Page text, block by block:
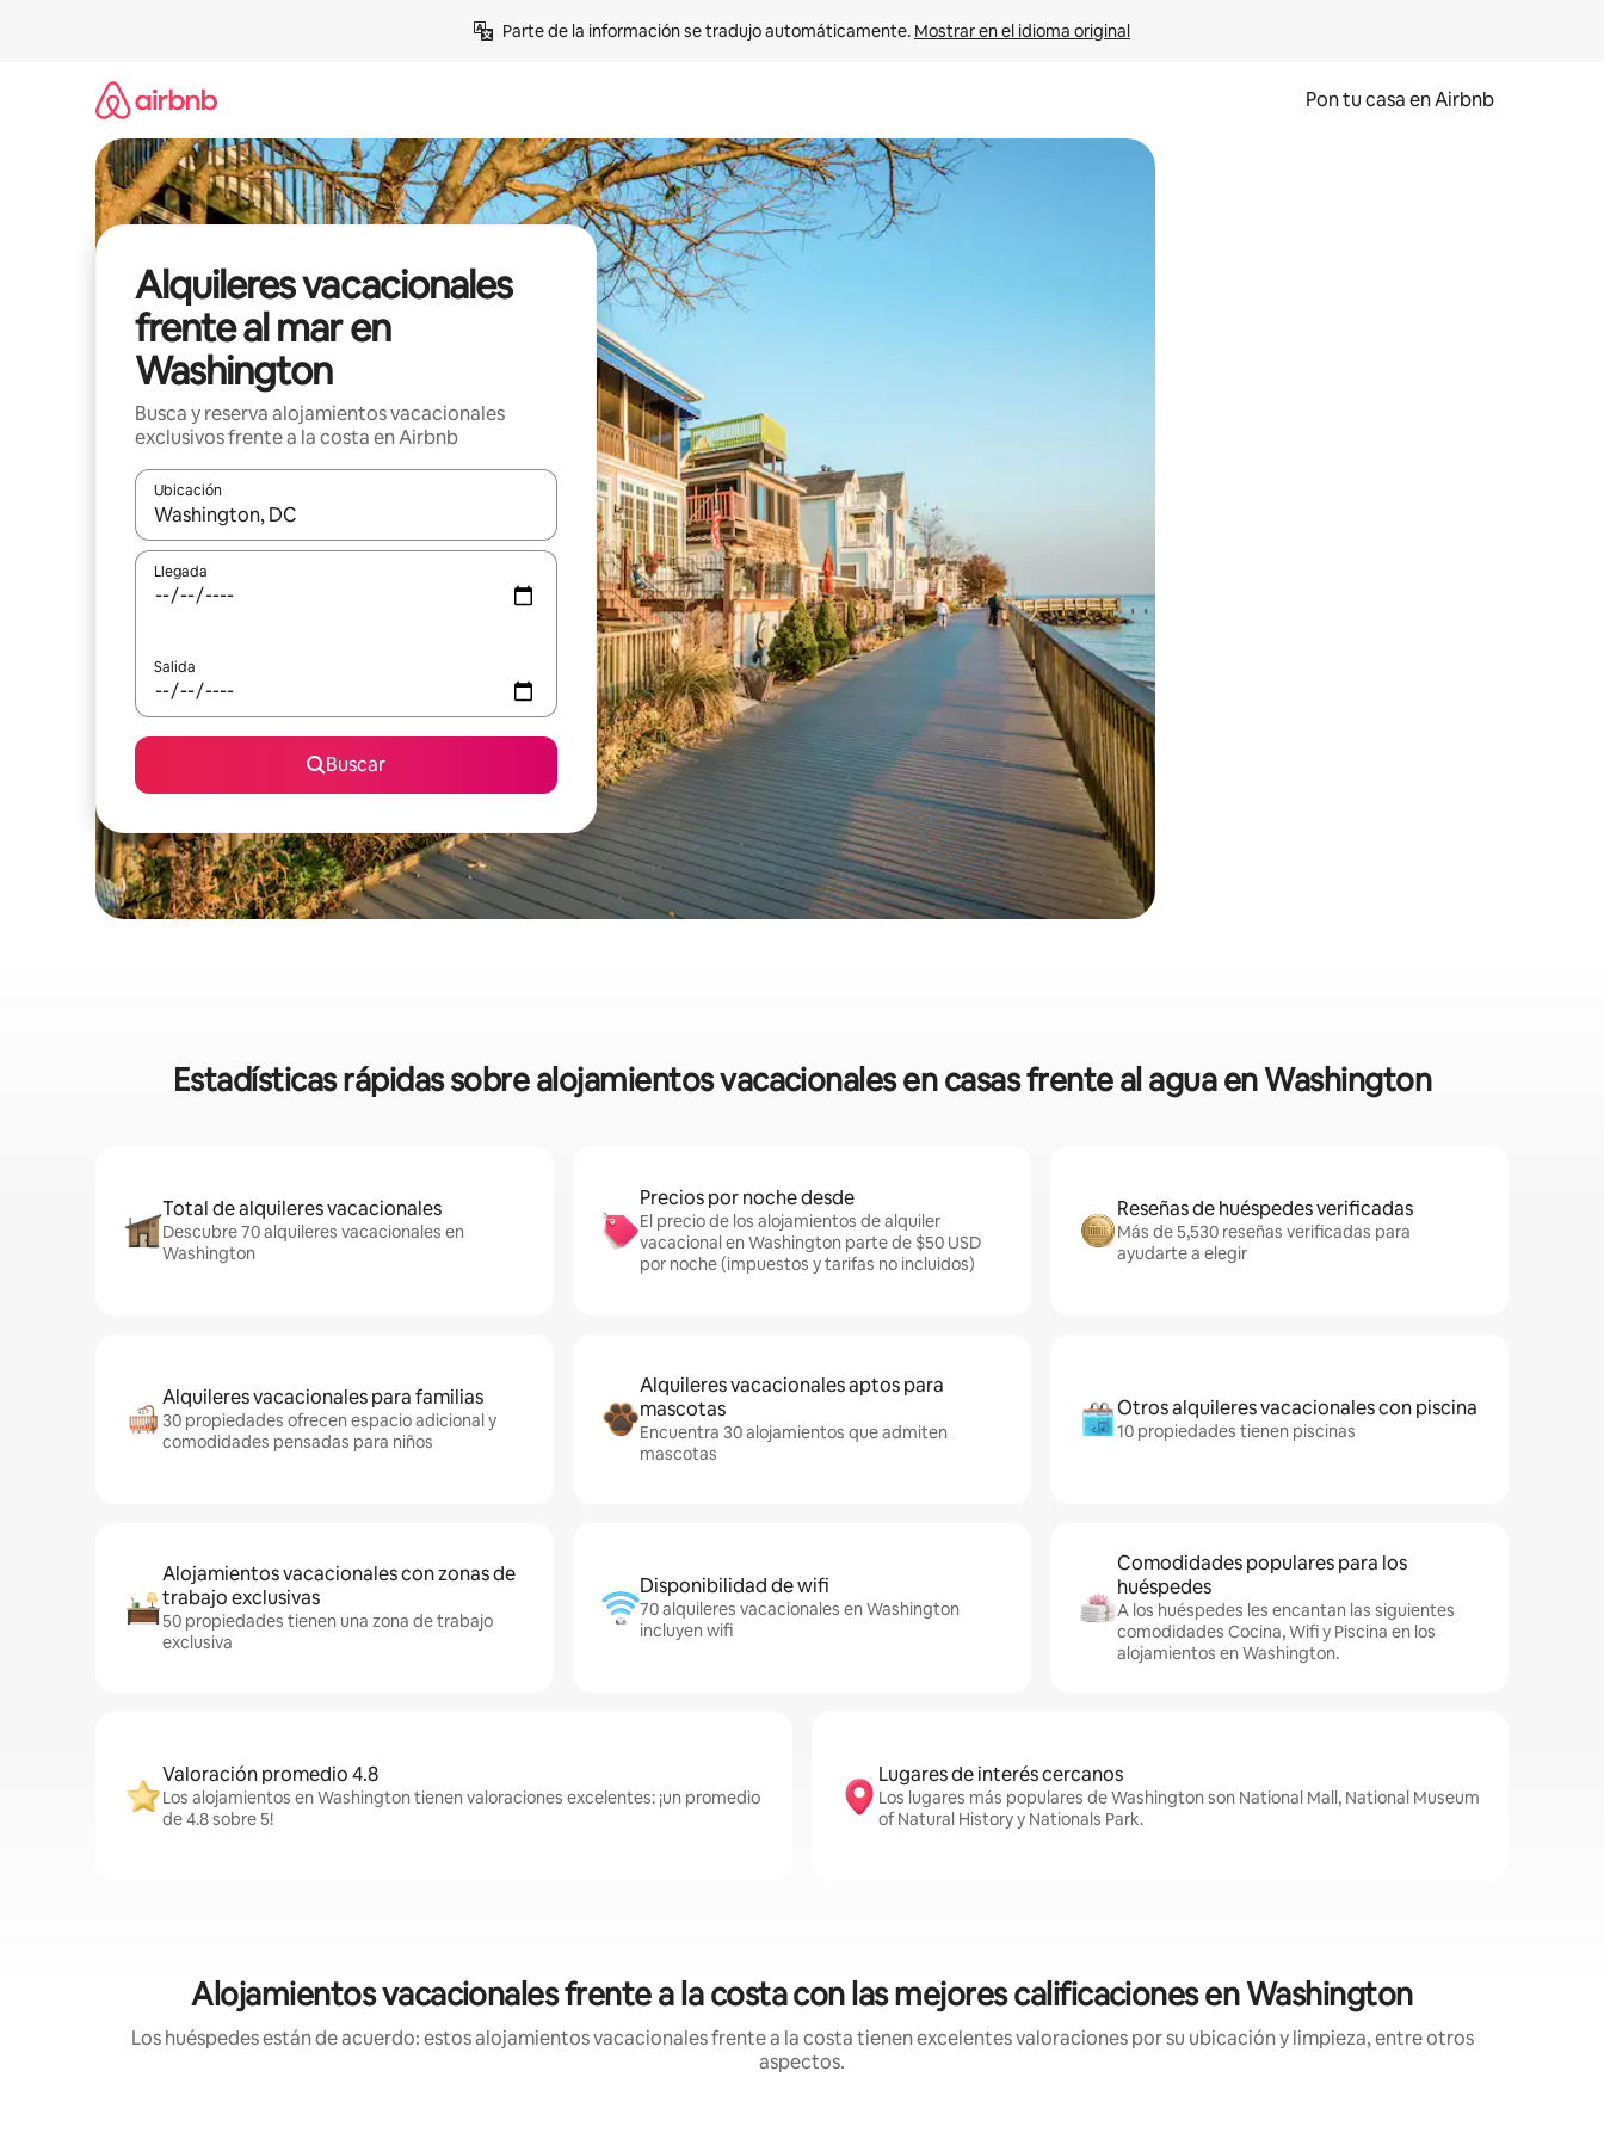
Parte de la información se tradujo automáticamente. Mostrar en el idioma original
Pon tu casa en Airbnb
Alquileres vacacionales
frente al mar en
Washington
Busca y reserva alojamientos vacacionales
exclusivos frente a la costa en Airbnb
Ubicación
Cuando los resultados estén disponibles, navega con las teclas de flecha hacia arriba y hacia abajo o explora con el tacto o desliza el dedo.
Llegada
Salida
Buscar
Estadísticas rápidas sobre alojamientos vacacionales en casas frente al agua en Washington
Total de alquileres vacacionales
Descubre 70 alquileres vacacionales en
Washington
Precios por noche desde
El precio de los alojamientos de alquiler
vacacional en Washington parte de $50 USD
por noche (impuestos y tarifas no incluidos)
Reseñas de huéspedes verificadas
Más de 5,530 reseñas verificadas para
ayudarte a elegir
Alquileres vacacionales para familias
30 propiedades ofrecen espacio adicional y
comodidades pensadas para niños
Alquileres vacacionales aptos para
mascotas
Encuentra 30 alojamientos que admiten
mascotas
Otros alquileres vacacionales con piscina
10 propiedades tienen piscinas
Alojamientos vacacionales con zonas de
trabajo exclusivas
50 propiedades tienen una zona de trabajo
exclusiva
Disponibilidad de wifi
70 alquileres vacacionales en Washington
incluyen wifi
Comodidades populares para los
huéspedes
A los huéspedes les encantan las siguientes
comodidades Cocina, Wifi y Piscina en los
alojamientos en Washington.
Valoración promedio 4.8
Los alojamientos en Washington tienen valoraciones excelentes: ¡un promedio
de 4.8 sobre 5!
Lugares de interés cercanos
Los lugares más populares de Washington son National Mall, National Museum
of Natural History y Nationals Park.
Alojamientos vacacionales frente a la costa con las mejores calificaciones en Washington
Los huéspedes están de acuerdo: estos alojamientos vacacionales frente a la costa tienen excelentes valoraciones por su ubicación y limpieza, entre otros
aspectos.